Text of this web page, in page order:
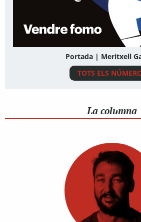
Portada | Meritxell
TOTS ELS
La columna